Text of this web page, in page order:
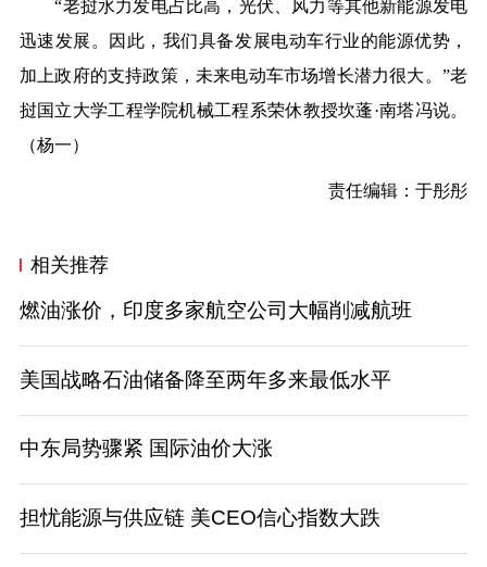
“老挝水力发电占比高，光伏、风力等其他新能源发电
迅速发展。因此，我们具备发展电动车行业的能源优势，
加上政府的支持政策，未来电动车市场增长潜力很大。”老
挝国立大学工程学院机械工程系荣休教授坎蓬·南塔冯说。
（杨一）
责任编辑：于彤彤
相关推荐
燃油涨价，印度多家航空公司大幅削减航班
美国战略石油储备降至两年多来最低水平
中东局势骤紧 国际油价大涨
担忧能源与供应链 美CEO信心指数大跌